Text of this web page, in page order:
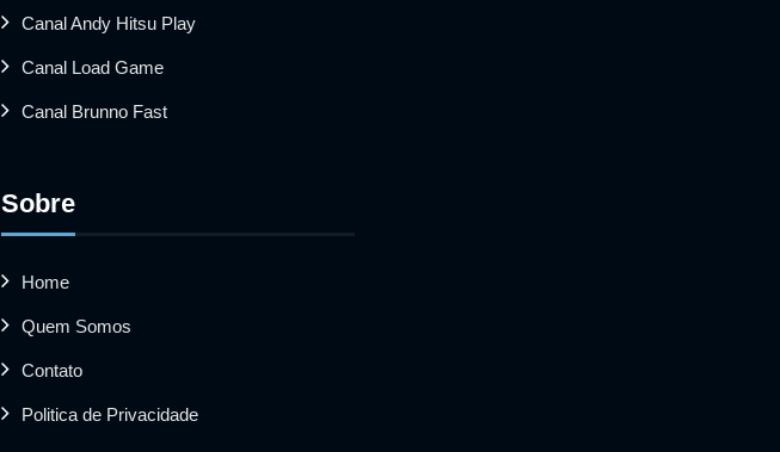
Canal Andy Hitsu Play
Canal Load Game
Canal Brunno Fast
Sobre
Home
Quem Somos
Contato
Politica de Privacidade